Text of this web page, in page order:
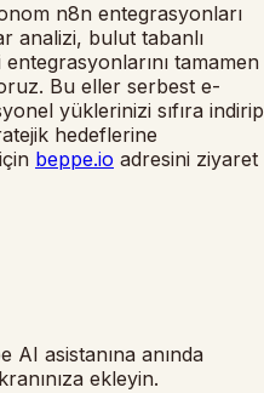
n8n entegrasyonları
analizi, bulut tabanlı
tamamen
Bu eller serbest e-
yüklerinizi sıfıra indirip
hedeflerine
beppe.io adresini ziyaret
asistanına anında
ekleyin.